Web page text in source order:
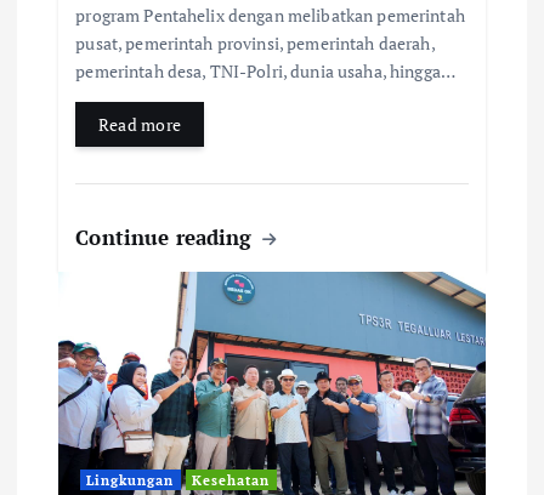
program Pentahelix dengan melibatkan pemerintah
pusat, pemerintah provinsi, pemerintah daerah,
pemerintah desa, TNI-Polri, dunia usaha, hingga…
Read more
Continue reading
Lingkungan Kesehatan